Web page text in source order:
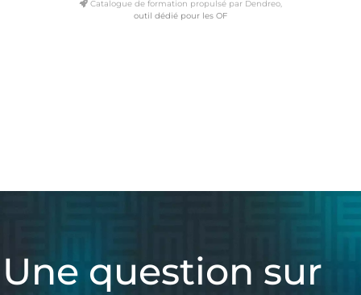
Catalogue de formation propulsé par Dendreo,
outil dédié pour les OF
Une question sur